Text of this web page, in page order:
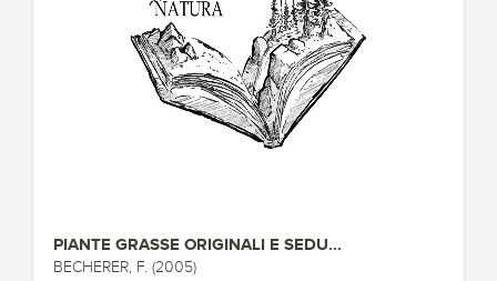
PIANTE GRASSE ORIGINALI E SEDU...
BECHERER, F. (2005)